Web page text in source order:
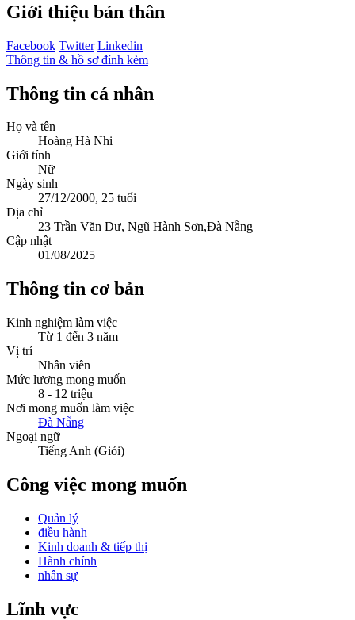
Giới thiệu bản thân
Facebook Twitter Linkedin
Thông tin & hồ sơ đính kèm
Thông tin cá nhân
Họ và tên
Hoàng Hà Nhi
Giới tính
Nữ
Ngày sinh
27/12/2000, 25 tuổi
Địa chỉ
23 Trần Văn Dư, Ngũ Hành Sơn,Đà Nẵng
Cập nhật
01/08/2025
Thông tin cơ bản
Kinh nghiệm làm việc
Từ 1 đến 3 năm
Vị trí
Nhân viên
Mức lương mong muốn
8 - 12 triệu
Nơi mong muốn làm việc
Đà Nẵng
Ngoại ngữ
Tiếng Anh (Giỏi)
Công việc mong muốn
Quản lý
điều hành
Kinh doanh & tiếp thị
Hành chính
nhân sự
Lĩnh vực